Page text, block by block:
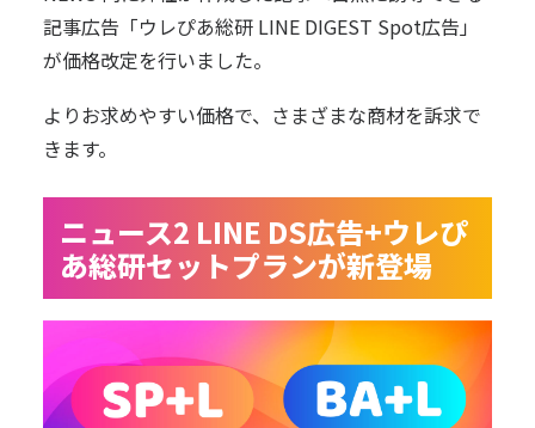
記事広告 「ウレぴあ総研 LINE DIGEST Spot広告」
が価格改定を行いました。
よりお求めやすい価格で、さまざまな商材を訴求で
きます。
ニュース2 LINE DS広告+ウレぴ
あ総研セットプランが新登場